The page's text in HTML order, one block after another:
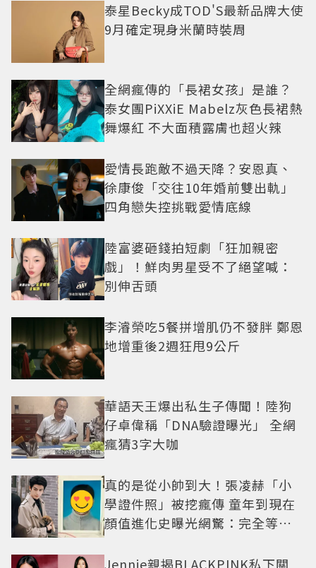
泰星Becky成TOD'S最新品牌大使
9月確定現身米蘭時裝周
全網瘋傳的「長裙女孩」是誰？
泰女團PiXXiE Mabelz灰色長裙熱
舞爆紅 不大面積露膚也超火辣
愛情長跑敵不過天降？安恩真、
徐康俊「交往10年婚前雙出軌」
四角戀失控挑戰愛情底線
陸富婆砸錢拍短劇「狂加親密
戲」！鮮肉男星受不了絕望喊：
別伸舌頭
李濬榮吃5餐拼增肌仍不發胖 鄭恩
地增重後2週狂甩9公斤
華語天王爆出私生子傳聞！陸狗
仔卓偉稱「DNA驗證曝光」 全網
瘋猜3字大咖
真的是從小帥到大！張凌赫「小
學證件照」被挖瘋傳 童年到現在
顏值進化史曝光網驚：完全等比
Jennie親揭BLACKPINK私下關